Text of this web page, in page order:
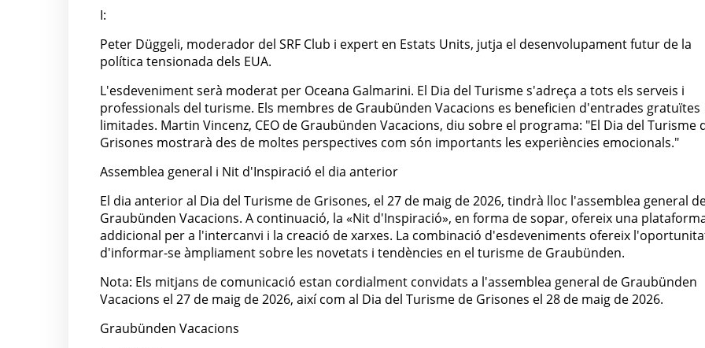
I:
Peter Düggeli, moderador del SRF Club i expert en Estats Units, jutja el desenvolupament futur de la
política tensionada dels EUA.
L'esdeveniment serà moderat per Oceana Galmarini. El Dia del Turisme s'adreça a tots els serveis i
professionals del turisme. Els membres de Graubünden Vacacions es beneficien d'entrades gratuïtes
limitades. Martin Vincenz, CEO de Graubünden Vacacions, diu sobre el programa: "El Dia del Turisme
Grisones mostrarà des de moltes perspectives com són importants les experiències emocionals."
Assemblea general i Nit d'Inspiració el dia anterior
El dia anterior al Dia del Turisme de Grisones, el 27 de maig de 2026, tindrà lloc l'assemblea general
Graubünden Vacacions. A continuació, la «Nit d'Inspiració», en forma de sopar, ofereix una
addicional per a l'intercanvi i la creació de xarxes. La combinació d'esdeveniments ofereix
d'informar-se àmpliament sobre les novetats i tendències en el turisme de Graubünden.
Nota: Els mitjans de comunicació estan cordialment convidats a l'assemblea general de Graubünden
Vacacions el 27 de maig de 2026, així com al Dia del Turisme de Grisones el 28 de maig de 2026.
Graubünden Vacacions